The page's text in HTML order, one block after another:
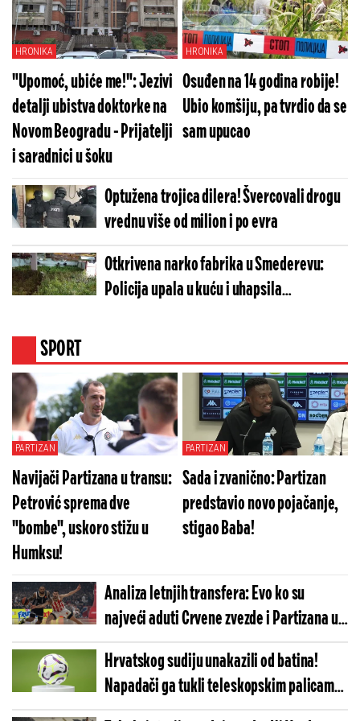
(VIDEO/FOTO)
HRONIKA
"Upomoć, ubiće me!": Jezivi
detalji ubistva doktorke na
Novom Beogradu - Prijatelji
i saradnici u šoku
HRONIKA
Osuđen na 14 godina robije!
Ubio komšiju, pa tvrdio da se
sam upucao
Optužena trojica dilera! Švercovali drogu
vrednu više od milion i po evra
Otkrivena narko fabrika u Smederevu:
Policija upala u kuću i uhapsila
SPORT
PARTIZAN
Navijači Partizana u transu:
Petrović sprema dve
"bombe", uskoro stižu u
Humksu!
PARTIZAN
Sada i zvanično: Partizan
predstavio novo pojačanje,
stigao Baba!
Analiza letnjih transfera: Evo ko su
najveći aduti Crvene zvezde i Partizana u
novoj sezoni
Hrvatskog sudiju unakazili od batina!
Napadači ga tukli teleskopskim palicama,
pa ga šutirali po putu